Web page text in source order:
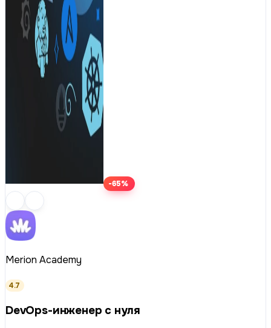
-65%
Merion Academy
4.7
DevOps-инженер с нуля